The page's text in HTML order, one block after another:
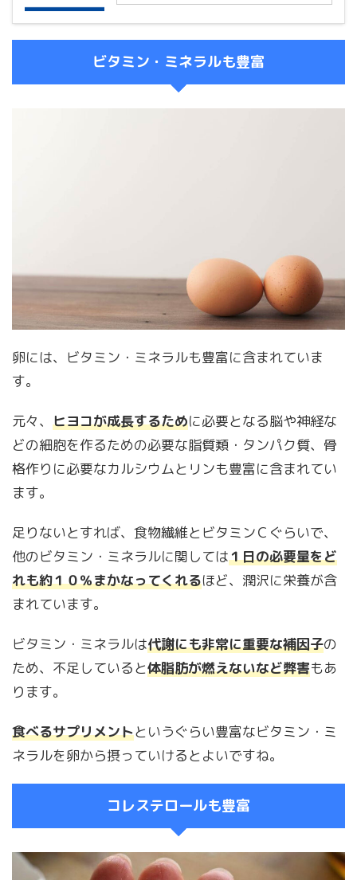
ビタミン・ミネラルも豊富
卵には、ビタミン・ミネラルも豊富に含まれていま
す。
元々、 ヒヨコが成長するために必要となる脳や神経な
どの細胞を作るための必要な脂質類・タンパク質、骨
格作りに必要なカルシウムとリンも豊富に含まれてい
ます。
足りないとすれば、食物繊維とビタミンＣぐらいで、
他のビタミン・ミネラルに関しては１日の必要量をど
れも約１０％まかなってくれるほど、潤沢に栄養が含
まれています。
ビタミン・ミネラルは代謝にも非常に重要な補因子の
ため、不足していると体脂肪が燃えないなど弊害もあ
ります。
食べるサプリメントというぐらい豊富なビタミン・ミ
ネラルを卵から摂っていけるとよいですね。
コレステロールも豊富